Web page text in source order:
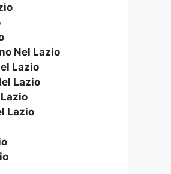
Nel Lazio
Lazio
Lazio
Lazio